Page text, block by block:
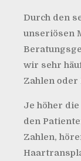
Durch den
unseriösen
wir sehr
Zahlen
Je höher
den
Zahlen,